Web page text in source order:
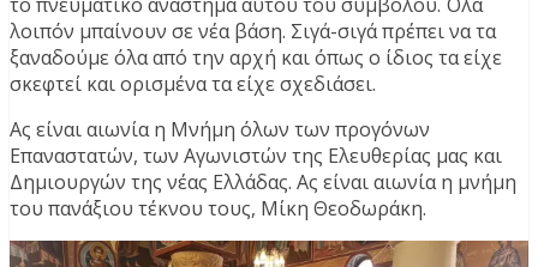
λοιπόν μπαίνουν σε νέα βάση. Σιγά-σιγά πρέπει να τα
ξαναδούμε όλα από την αρχή και όπως ο ίδιος τα είχε
σκεφτεί και ορισμένα τα είχε σχεδιάσει.
Ας είναι αιωνία η Μνήμη όλων των προγόνων
Επαναστατών, των Αγωνιστών της Ελευθερίας μας και
Δημιουργών της νέας Ελλάδας. Ας είναι αιωνία η μνήμη
του πανάξιου τέκνου τους, Μίκη Θεοδωράκη.